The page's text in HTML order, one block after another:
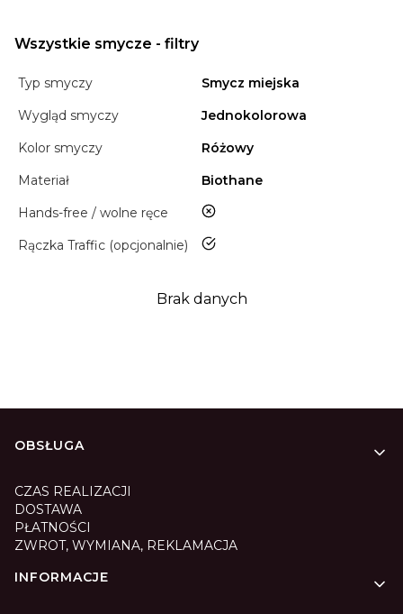
Wszystkie smycze - filtry
Typ smyczy
Smycz miejska
Wygląd smyczy
Jednokolorowa
Kolor smyczy
Różowy
Materiał
Biothane
Hands-free / wolne ręce
nie
Rączka Traffic (opcjonalnie) tak
Brak danych
Linki w stopce
OBSŁUGA
CZAS REALIZACJI
DOSTAWA
PŁATNOŚCI
ZWROT, WYMIANA, REKLAMACJA
INFORMACJE